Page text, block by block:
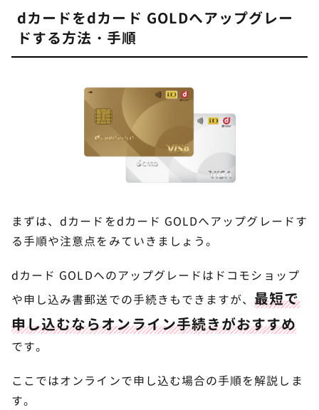
契約者情報の確認・更新して申し込み完了
終了
ドコモ・ドコモ光の利用料金10%ポイント還元
最大10万円のdカードケータイ補償
最新プランの割引アップ
旅行保険と優待サービスが充実
dカードをdカード GOLDへアップグレードす
ショッピングのポイント還元率は基本的に変わらな
い
アップグレードには審査が必要
カード番号の変更作業が必要
4
5
dカードからdカードGOLDへのアップグレー
dカードをdカード GOLDへアップグレー
ドする方法・手順
まずは、dカードをdカード GOLDへアップグレードす
る手順や注意点をみていきましょう。
dカード GOLDへのアップグレードはドコモショップ
や申し込み書郵送での手続きもできますが、最短で
申し込むならオンライン手続きがおすすめ
です。
ここではオンラインで申し込む場合の手順を解説しま
す。